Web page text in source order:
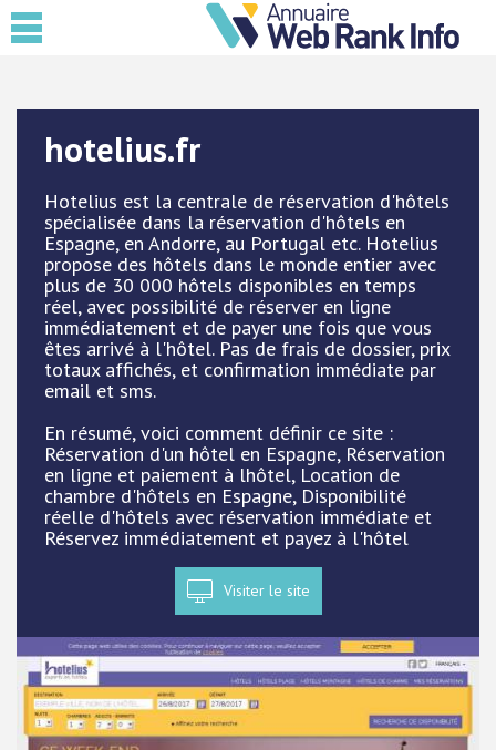
hotelius.fr
Hotelius est la centrale de réservation d'hôtels
spécialisée dans la réservation d'hôtels en
Espagne, en Andorre, au Portugal etc. Hotelius
propose des hôtels dans le monde entier avec
plus de 30 000 hôtels disponibles en temps
réel, avec possibilité de réserver en ligne
immédiatement et de payer une fois que vous
êtes arrivé à l'hôtel. Pas de frais de dossier, prix
totaux affichés, et confirmation immédiate par
email et sms.
En résumé, voici comment définir ce site :
Réservation d'un hôtel en Espagne, Réservation
en ligne et paiement à lhôtel, Location de
chambre d'hôtels en Espagne, Disponibilité
réelle d'hôtels avec réservation immédiate et
Réservez immédiatement et payez à l'hôtel
Visiter le site